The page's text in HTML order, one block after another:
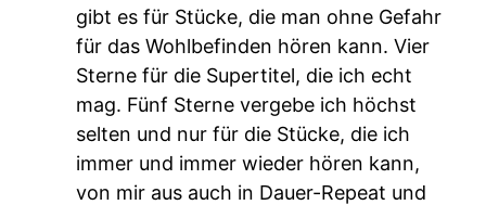
gibt es für Stücke, die man ohne Gefahr
für das Wohlbefinden hören kann. Vier
Sterne für die Supertitel, die ich echt
mag. Fünf Sterne vergebe ich höchst
selten und nur für die Stücke, die ich
immer und immer wieder hören kann,
von mir aus auch in Dauer-Repeat und